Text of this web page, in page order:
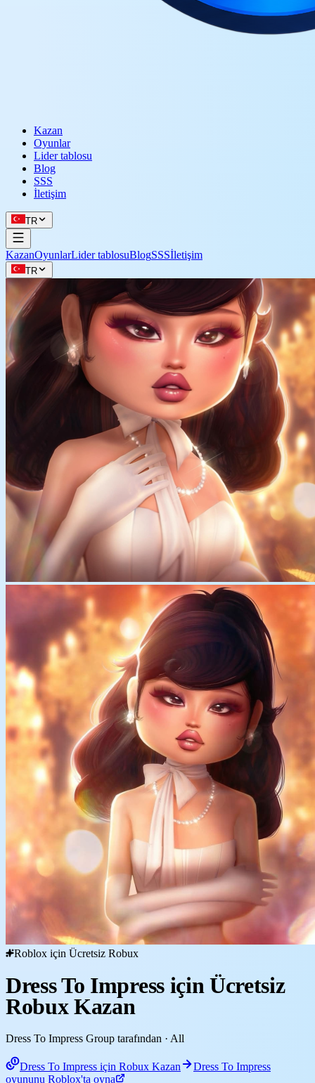
Kazan
Oyunlar
Lider tablosu
Blog
SSS
İletişim
TR
KazanOyunlarLider tablosuBlogSSSİletişim
TR
Roblox için Ücretsiz Robux
Dress To Impress için Ücretsiz
Robux Kazan
Dress To Impress Group tarafından · All
Dress To Impress için Robux Kazan
Dress To Impress
oyununu Roblox'ta oyna